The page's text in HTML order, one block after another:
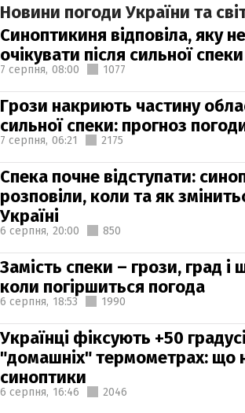
Новини погоди України та
Синоптикиня відповіла, яку
очікувати після сильної спеки
7 серпня, 08:00 1077
Грози накриють частину
сильної спеки: прогноз
7 серпня, 06:21 2175
Спека почне відступати:
розповіли, коли та як
Україні
6 серпня, 20:00 850
Замість спеки – грози, град і
коли погіршиться погода
6 серпня, 18:53 1990
Українці фіксують +50
"домашніх" термометрах: що
синоптики
6 серпня, 16:46 2046